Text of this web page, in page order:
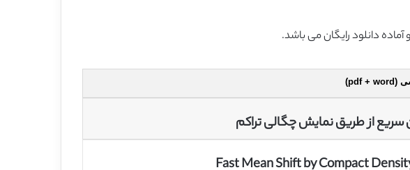
سریع از طریق نمایش چگالی تراکم
Fast Mean Shift by Compact